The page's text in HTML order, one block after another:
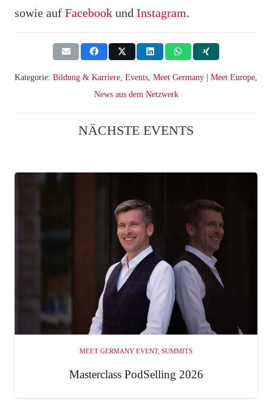
sowie auf Facebook und Instagram.
Kategorie: Bildung & Karriere, Events, Meet Germany | Meet Europe,
News aus dem Netzwerk
NÄCHSTE EVENTS
MEET GERMANY EVENT, SUMMITS
Masterclass PodSelling 2026